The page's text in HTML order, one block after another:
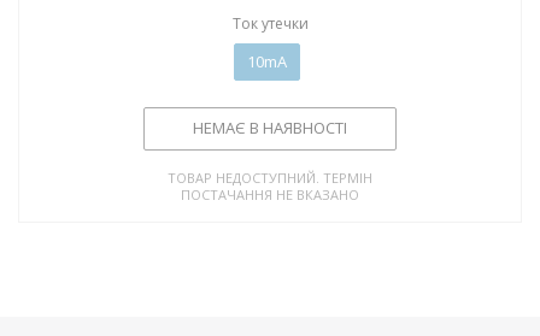
Ток утечки
10mA
НЕМАЄ В НАЯВНОСТІ
ТОВАР НЕДОСТУПНИЙ. ТЕРМІН
ПОСТАЧАННЯ НЕ ВКАЗАНО